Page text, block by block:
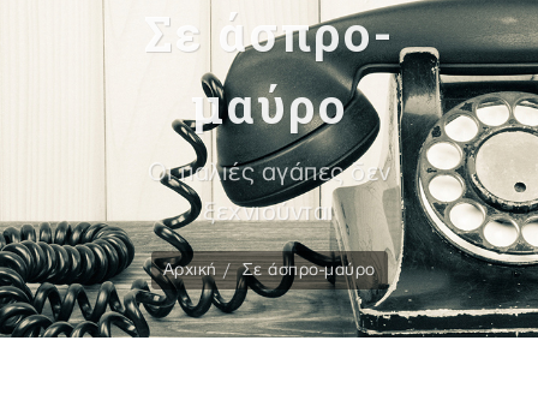
Σε άσπρο-
μαύρο
Οι παλιές αγάπες δεν
ξεχνιούνται
Αρχική Σε άσπρο-μαύρο